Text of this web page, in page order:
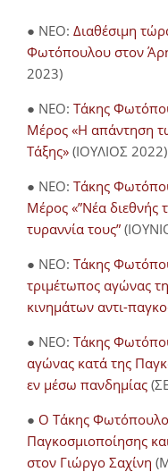
● NEO: Διαθέσιμη
Φωτόπουλου στον
2023)
● NEO: Τάκης
Μέρος «Η απάντηση
Τάξης» (ΙΟΥΛΙΟΣ 2022)
● NEO: Τάκης
Μέρος «”Νέα διεθνής
τυραννία τους”
● NEO: Τάκης
τριμέτωπος αγώνας
κινημάτων αντι-
● NEO: Τάκης
αγώνας κατά της
εν μέσω πανδημίας
● Ο Τάκης
Παγκοσμιοποίησης
στον Γιώργο Σαχίνη